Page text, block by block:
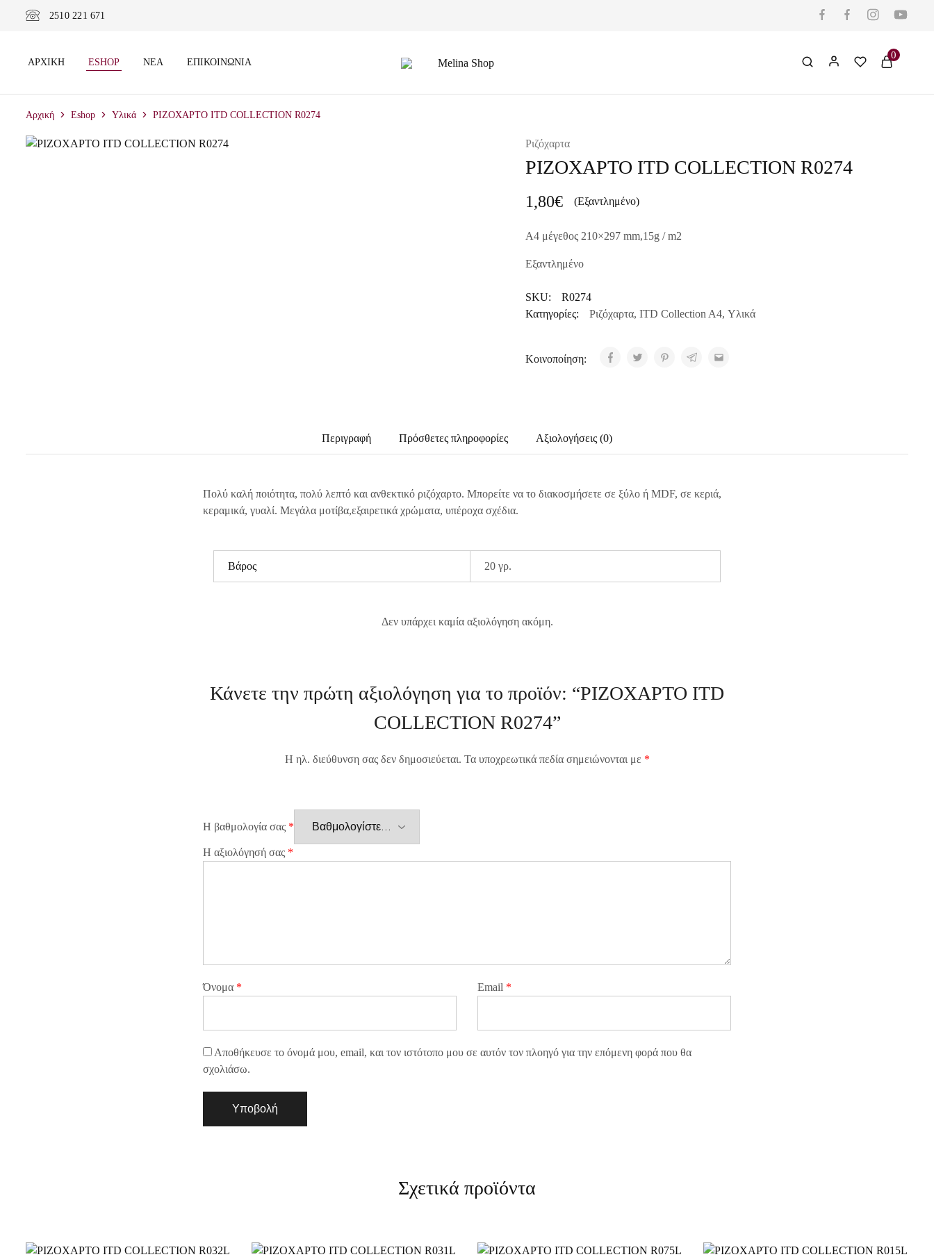
2510 221 671
ΑΡΧΙΚΉ ESHOP ΝΈΑ ΕΠΙΚΟΙΝΩΝΊΑ
Melina
0
Αρχική Eshop Υλικά ΡΙΖΟΧΑΡΤΟ ITD COLLECTION R0274
Ριζόχαρτα
ΡΙΖΟΧΑΡΤΟ ITD COLLECTION R0274
1,80€ (Εξαντλημένο)
A4 μέγεθος 210×297 mm,15g / m2
Εξαντλημένο
SKU:
R0274
Κατηγορίες:
Ριζόχαρτα, ITD Collection A4, Υλικά
Κοινοποίηση:
Περιγραφή Πρόσθετες πληροφορίες Αξιολογήσεις (0)
Πολύ καλή ποιότητα, πολύ λεπτό και ανθεκτικό ριζόχαρτο. Μπορείτε να το διακοσμήσετε σε ξύλο ή MDF, σε κεριά,
κεραμικά, γυαλί. Μεγάλα μοτίβα,εξαιρετικά χρώματα, υπέροχα σχέδια.
Βάρος 20 γρ.
Δεν υπάρχει καμία αξιολόγηση ακόμη.
Κάνετε την πρώτη αξιολόγηση για το προϊόν: “ΡΙΖΟΧΑΡΤΟ ITD
COLLECTION R0274”
Η ηλ. διεύθυνση σας δεν δημοσιεύεται. Τα υποχρεωτικά πεδία σημειώνονται με *
Η βαθμολογία σας *
Η αξιολόγησή σας *
Όνομα * Email *
Αποθήκευσε το όνομά μου, email, και τον ιστότοπο μου σε αυτόν τον πλοηγό για την επόμενη φορά που θα
σχολιάσω.
Σχετικά προϊόντα